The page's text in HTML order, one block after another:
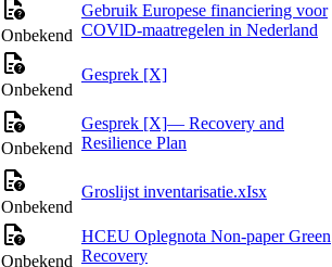
Onbekend
Gebruik Europese financiering voor
COVlD-maatregelen in Nederland
Onbekend
Gesprek [X]
Onbekend
Gesprek [X]— Recovery and
Resilience Plan
Onbekend
Groslijst inventarisatie.xIsx
Onbekend
HCEU Oplegnota Non-paper Green
Recovery